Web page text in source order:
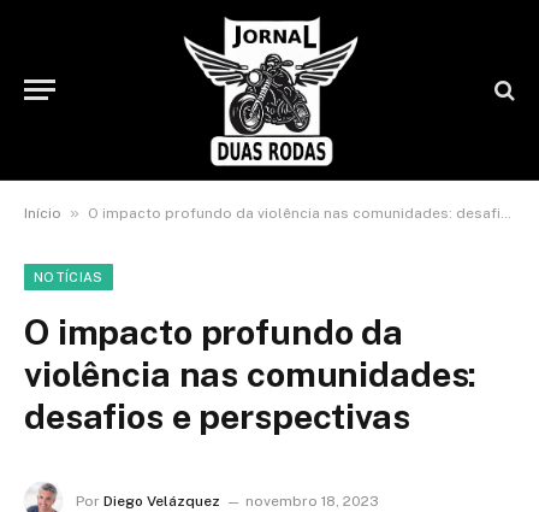
Início » O impacto profundo da violência nas comunidades: desafios e perspectivas
NOTÍCIAS
O impacto profundo da
violência nas comunidades:
desafios e perspectivas
Por Diego Velázquez novembro 18, 2023